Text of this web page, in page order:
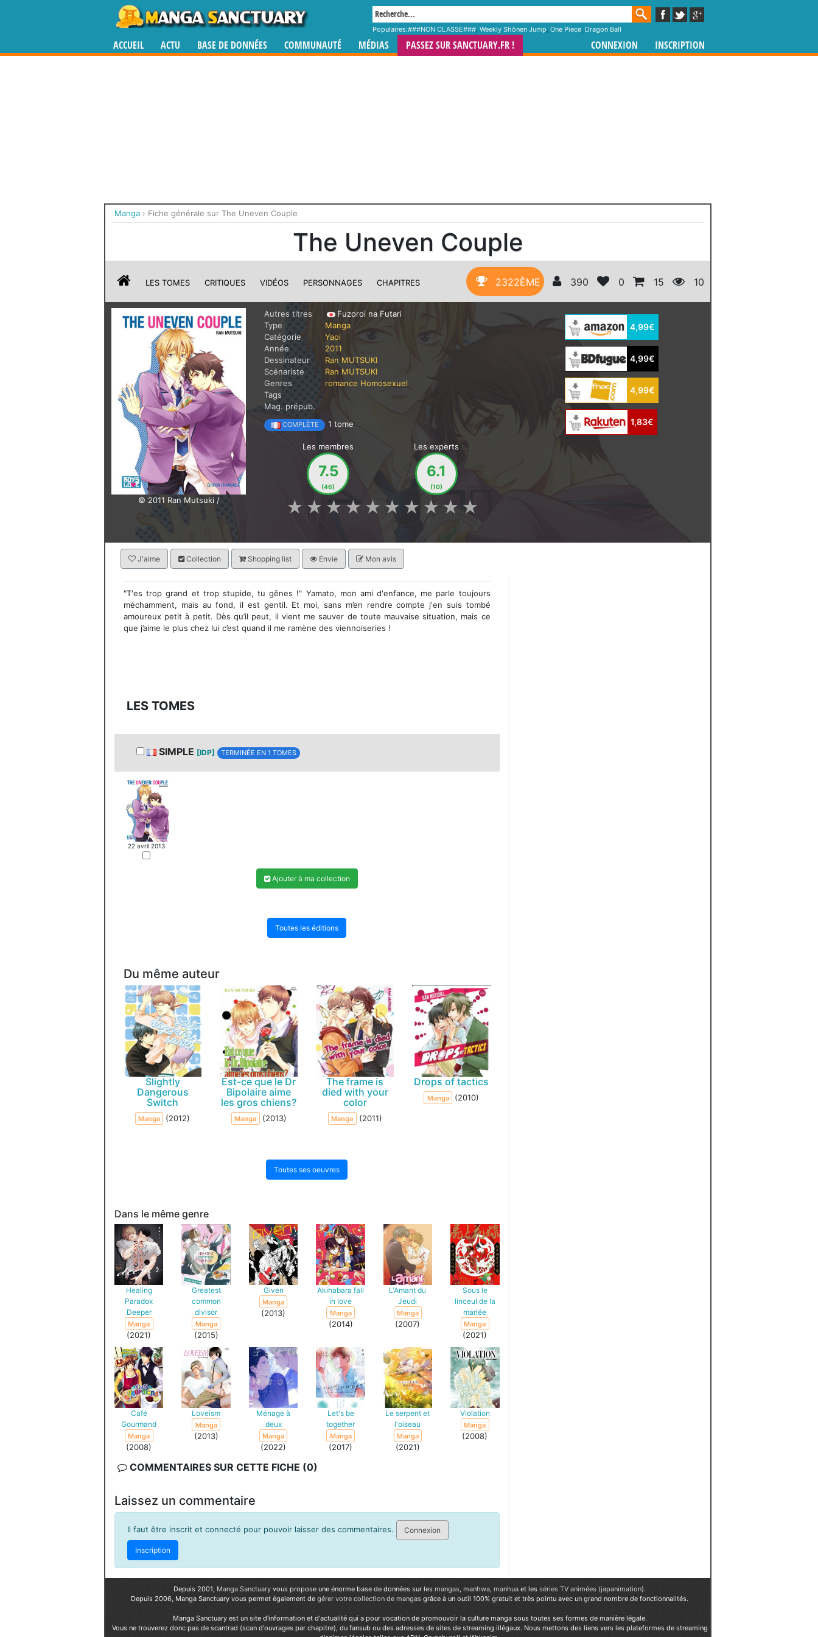
Populaires:###NON CLASSE###, Weekly Shônen Jump, One Piece, Dragon Ball
ACCUEIL ACTU BASE DE DONNÉES COMMUNAUTÉ MÉDIAS PASSEZ SUR SANCTUARY.FR ! CONNEXION INSCRIPTION
Manga › Fiche générale sur The Uneven Couple
The Uneven Couple
LES TOMES CRITIQUES VIDÉOS PERSONNAGES CHAPITRES 2322ÈME 390 0 15 10
© 2011 Ran Mutsuki /
Autres titres
Fuzoroi na Futari
Type
Manga
Catégorie
Yaoi
Année
2011
Dessinateur
Ran MUTSUKI
Scénariste
Ran MUTSUKI
Genres
romance Homosexuel
Tags
Mag. prépub.
COMPLÈTE 1 tome
Les membres
7.5
(46)
Les experts
6.1
(10)
★
★
★
★
★
★
★
★
★
★
4,99€
4,99€
4,99€
1,83€
J'aime Collection Shopping list Envie Mon avis
"T'es trop grand et trop stupide, tu gênes !" Yamato, mon ami d'enfance, me parle toujours
méchamment, mais au fond, il est gentil. Et moi, sans m’en rendre compte j'en suis tombé
amoureux petit à petit. Dès qu’il peut, il vient me sauver de toute mauvaise situation, mais ce
que j’aime le plus chez lui c’est quand il me ramène des viennoiseries !
LES TOMES
SIMPLE [IDP] TERMINÉE EN 1 TOMES
22 avril 2013
Ajouter à ma collection
Toutes les éditions
Du même auteur
Slightly
Dangerous
Switch
Manga (2012)
Est-ce que le Dr
Bipolaire aime
les gros chiens?
Manga (2013)
The frame is
died with your
color
Manga (2011)
Drops of tactics
Manga (2010)
Toutes ses oeuvres
Dans le même genre
Healing
Paradox
Deeper
Manga
(2021)
Greatest
common
divisor
Manga
(2015)
Given
Manga
(2013)
Akihabara fall
in love
Manga
(2014)
L'Amant du
Jeudi
Manga
(2007)
Sous le
linceul de la
mariée
Manga
(2021)
Café
Gourmand
Manga
(2008)
Loveism
Manga
(2013)
Ménage à
deux
Manga
(2022)
Let's be
together
Manga
(2017)
Le serpent et
l'oiseau
Manga
(2021)
Violation
Manga
(2008)
COMMENTAIRES SUR CETTE FICHE (0)
Laissez un commentaire
Il faut être inscrit et connecté pour pouvoir laisser des commentaires. Connexion
Inscription
Depuis 2001, Manga Sanctuary vous propose une énorme base de données sur les mangas manhwa, manhua et les séries TV animées (japanimation).
Depuis 2006, Manga Sanctuary vous permet également de gérer votre collection de mangas grâce à un outil 100% gratuit et très pointu avec un grand nombre de fonctionnalités.
Manga Sanctuary est un site d'information et d'actualité qui a pour vocation de promouvoir la culture manga sous toutes ses formes de manière légale.
Vous ne trouverez donc pas de scantrad (scan d'ouvrages par chapitre), du fansub ou des adresses de sites de streaming illégaux. Nous mettons des liens vers les plateformes de streaming